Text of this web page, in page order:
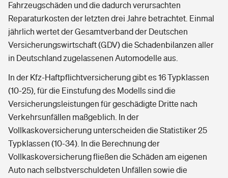
Fahrzeugschäden und die dadurch verursachten
Reparaturkosten der letzten drei Jahre betrachtet. Einmal
jährlich wertet der Gesamtverband der Deutschen
Versicherungswirtschaft (GDV) die Schadenbilanzen aller
in Deutschland zugelassenen Automodelle aus.
In der Kfz-Haftpflichtversicherung gibt es 16 Typklassen
(10-25), für die Einstufung des Modells sind die
Versicherungsleistungen für geschädigte Dritte nach
Verkehrsunfällen maßgeblich. In der
Vollkaskoversicherung unterscheiden die Statistiker 25
Typklassen (10-34). In die Berechnung der
Vollkaskoversicherung fließen die Schäden am eigenen
Auto nach selbstverschuldeten Unfällen sowie die